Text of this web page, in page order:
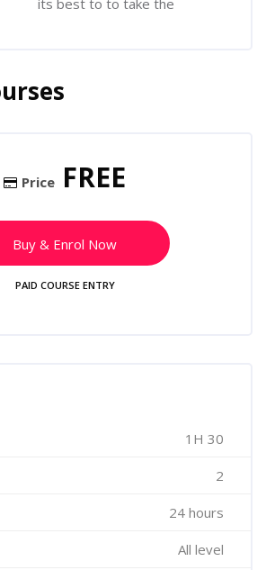
courses
Price FREE
Buy & Enrol Now
PAID COURSE ENTRY
1H 30
2
24 hours
All level